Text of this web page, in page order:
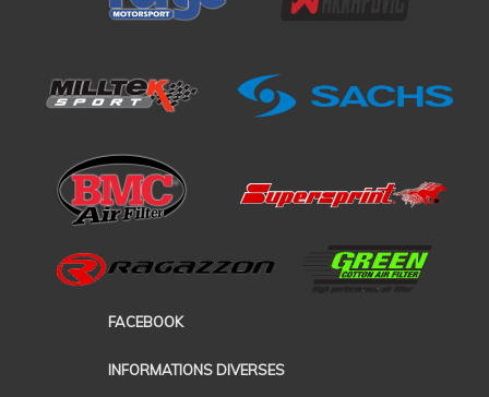
FACEBOOK
INFORMATIONS DIVERSES